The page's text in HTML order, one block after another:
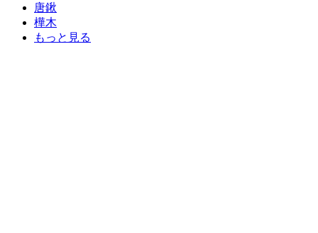
唐鍬
樺木
もっと見る